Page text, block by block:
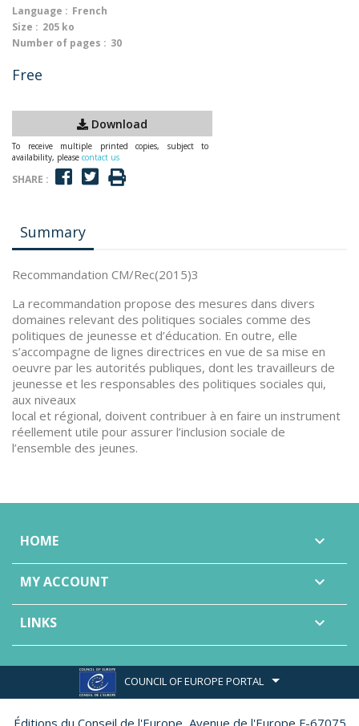
Language : French
Size : 205 ko
Number of pages : 30
Free
Download
To receive multiple printed copies, subject to
availability, please contact us
SHARE :
Summary
Recommandation CM/Rec(2015)3
La recommandation propose des mesures dans divers
domaines relevant des politiques sociales comme des
politiques de jeunesse et d’éducation. En outre, elle
s’accompagne de lignes directrices en vue de sa mise en
oeuvre par les autorités publiques, dont les travailleurs de
jeunesse et les responsables des politiques sociales qui,
aux niveaux
local et régional, doivent contribuer à en faire un instrument
réellement utile pour assurer l’inclusion sociale de
l’ensemble des jeunes.
HOME 
MY ACCOUNT 
LINKS 
COUNCIL OF EUROPE PORTAL
Éditions du Conseil de l'Europe, Avenue de l'Europe F-67075